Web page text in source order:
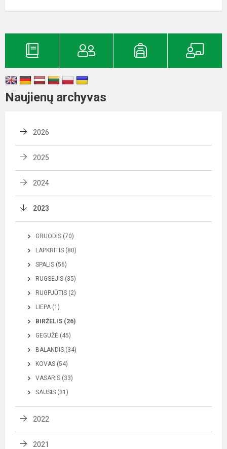
Naujienų archyvas
2026
2025
2024
2023
GRUODIS (70)
LAPKRITIS (80)
SPALIS (56)
RUGSĖJIS (35)
RUGPJŪTIS (2)
LIEPA (1)
BIRŽELIS (26)
GEGUŽĖ (45)
BALANDIS (34)
KOVAS (54)
VASARIS (33)
SAUSIS (31)
2022
2021